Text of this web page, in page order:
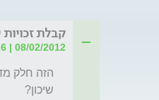
קבלת
08/02/2012 | 21:26 | מאת: מיכאל
שיכון?